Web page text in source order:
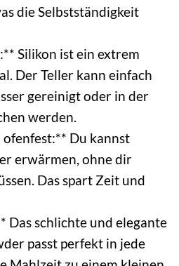
die Selbstständigkeit
Silikon ist ein extrem
Der Teller kann einfach
gereinigt oder in der
werden.
Du kannst
erwärmen, ohne dir
Das spart Zeit und
Das schlichte und elegante
passt perfekt in jede